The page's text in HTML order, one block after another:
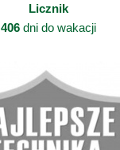
Licznik
406 dni do wakacji